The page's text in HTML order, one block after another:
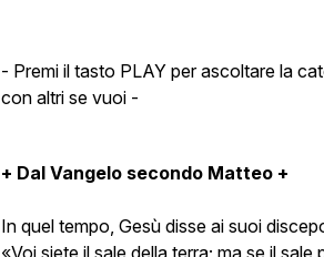
- Premi il tasto PLAY per ascoltare la
con altri se vuoi -
+ Dal Vangelo secondo Matteo +
In quel tempo, Gesù disse ai suoi
«Voi siete il sale della terra; ma se il